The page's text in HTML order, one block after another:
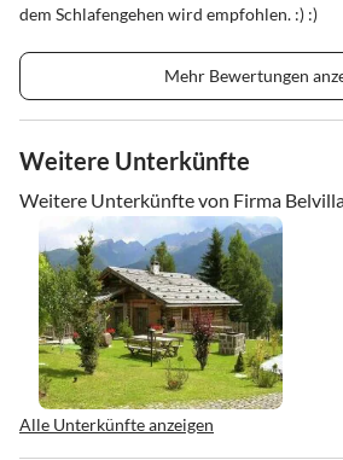
dem Schlafengehen wird empfohlen. :) :)
Mehr Bewertungen
Weitere Unterkünfte
Weitere Unterkünfte von Firma
Alle Unterkünfte anzeigen